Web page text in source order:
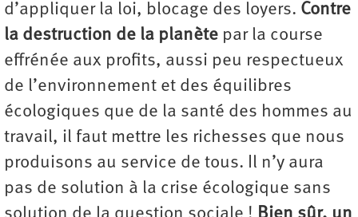
d’appliquer la loi, blocage des loyers. Contre
la destruction de la planète par la course
effrénée aux profits, aussi peu respectueux
de l’environnement et des équilibres
écologiques que de la santé des hommes au
travail, il faut mettre les richesses que nous
produisons au service de tous. Il n’y aura
pas de solution à la crise écologique sans